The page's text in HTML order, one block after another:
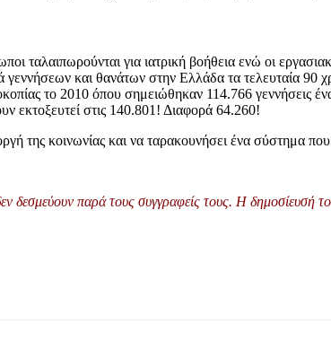
ταλαιπωρούνται για ιατρική βοήθεια ενώ οι
και θανάτων στην Ελλάδα τα τελευταία 90
το 2010 όπου σημειώθηκαν 114.766 γεννήσεις
εκτοξευτεί στις 140.801! Διαφορά 64.260!
της κοινωνίας και να ταρακουνήσει ένα σύστημα
παρά τους συγγραφείς τους. Η δημοσίευσή